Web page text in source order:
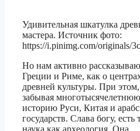
Удивительная шкатулка
мастера. Источник фото:
https://i.pinimg.com/originals/
Но нам активно
Греции и Риме, как о
древней культуры. При этом,
забывая многотысячелетнюю
историю Руси, Китая и
государств. Слава богу, есть